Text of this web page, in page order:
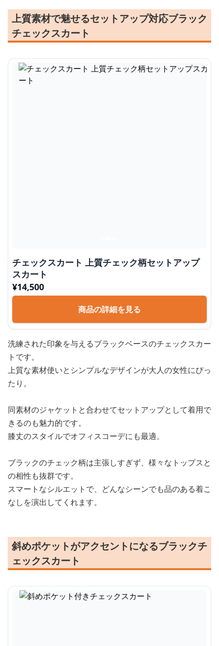
上質素材で魅せるセットアップ対応ブラック
チェックスカート
チェックスカート 上質チェック柄セットアップ
スカート
¥14,500
商品の詳細を見る
洗練された印象を与えるブラックベースのチェックスカー
トです。
上質な素材使いとシンプルなデザインが大人の女性にぴっ
たり。
同素材のジャケットと合わせてセットアップとして着用で
きるのも魅力的です。
膝丈のスタイルでオフィスコーデにも最適。
ブラックのチェック柄は主張しすぎず、様々なトップスと
の相性も抜群です。
スマートなシルエットで、どんなシーンでも品のある着こ
なしを演出してくれます。
斜めポケットがアクセントになるブラックチ
ェックスカート